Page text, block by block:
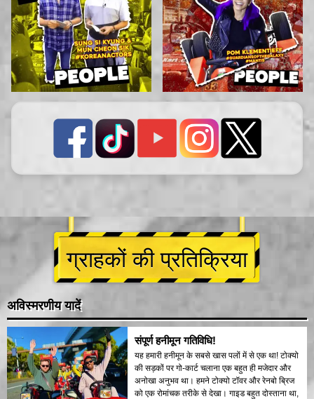
ग्राहकों की प्रतिक्रिया
अविस्मरणीय यादें
संपूर्ण हनीमून गतिविधि!
यह हमारी हनीमून के सबसे खास पलों में से एक था! टोक्यो
की सड़कों पर गो-कार्ट चलाना एक बहुत ही मजेदार और
अनोखा अनुभव था। हमने टोक्यो टॉवर और रेनबो ब्रिज
को एक रोमांचक तरीके से देखा। गाइड बहुत दोस्ताना था,